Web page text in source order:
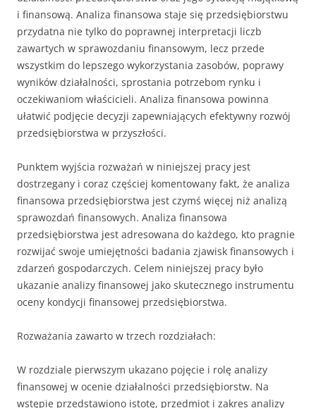
i finansową. Analiza finansowa staje się przedsiębiorstwu
przydatna nie tylko do poprawnej interpretacji liczb
zawartych w sprawozdaniu finansowym, lecz przede
wszystkim do lepszego wykorzystania zasobów, poprawy
wyników działalności, sprostania potrzebom rynku i
oczekiwaniom właścicieli. Analiza finansowa powinna
ułatwić podjęcie decyzji zapewniających efektywny rozwój
przedsiębiorstwa w przyszłości.
Punktem wyjścia rozważań w niniejszej pracy jest
dostrzegany i coraz częściej komentowany fakt, że analiza
finansowa przedsiębiorstwa jest czymś więcej niż analizą
sprawozdań finansowych. Analiza finansowa
przedsiębiorstwa jest adresowana do każdego, kto pragnie
rozwijać swoje umiejętności badania zjawisk finansowych i
zdarzeń gospodarczych. Celem niniejszej pracy było
ukazanie analizy finansowej jako skutecznego instrumentu
oceny kondycji finansowej przedsiębiorstwa.
Rozważania zawarto w trzech rozdziałach:
W rozdziale pierwszym ukazano pojęcie i rolę analizy
finansowej w ocenie działalności przedsiębiorstw. Na
wstępie przedstawiono istotę, przedmiot i zakres analizy